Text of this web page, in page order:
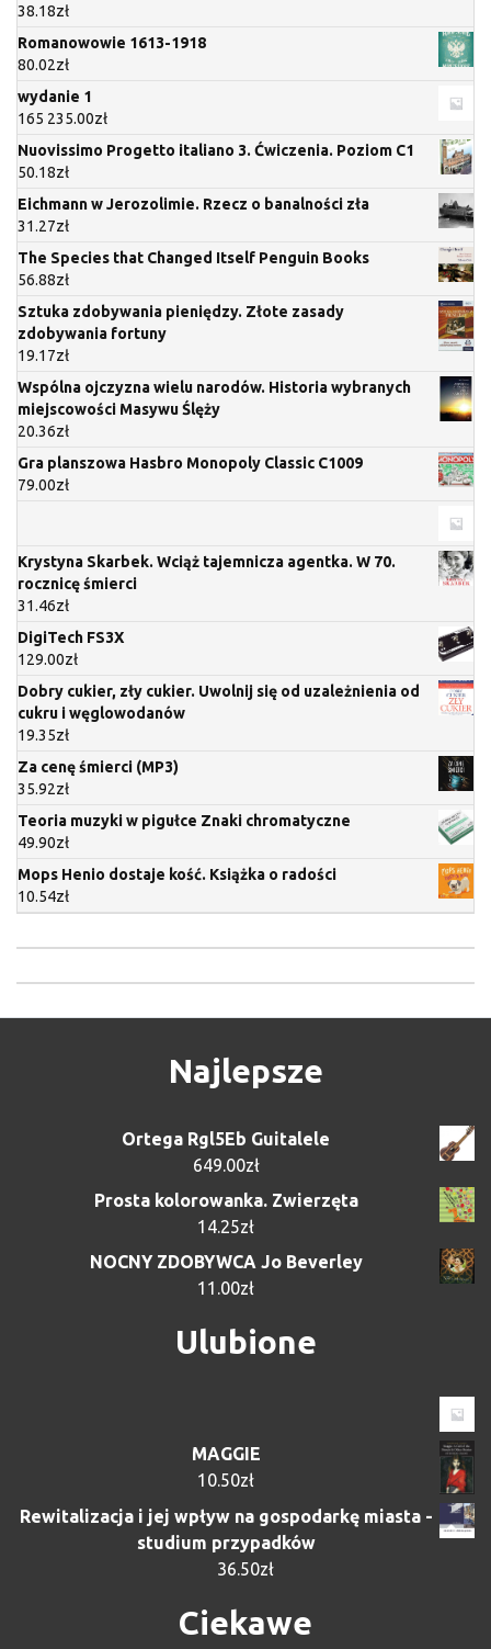
38.18zł
Romanowowie 1613-1918
80.02zł
wydanie 1
165 235.00zł
Nuovissimo Progetto italiano 3. Ćwiczenia. Poziom C1
50.18zł
Eichmann w Jerozolimie. Rzecz o banalności zła
31.27zł
The Species that Changed Itself Penguin Books
56.88zł
Sztuka zdobywania pieniędzy. Złote zasady
zdobywania fortuny
19.17zł
Wspólna ojczyzna wielu narodów. Historia wybranych
miejscowości Masywu Ślęży
20.36zł
Gra planszowa Hasbro Monopoly Classic C1009
79.00zł
Krystyna Skarbek. Wciąż tajemnicza agentka. W 70.
rocznicę śmierci
31.46zł
DigiTech FS3X
129.00zł
Dobry cukier, zły cukier. Uwolnij się od uzależnienia od
cukru i węglowodanów
19.35zł
Za cenę śmierci (MP3)
35.92zł
Teoria muzyki w pigułce Znaki chromatyczne
49.90zł
Mops Henio dostaje kość. Książka o radości
10.54zł
Najlepsze
Ortega Rgl5Eb Guitalele
649.00zł
Prosta kolorowanka. Zwierzęta
14.25zł
NOCNY ZDOBYWCA Jo Beverley
11.00zł
Ulubione
MAGGIE
10.50zł
Rewitalizacja i jej wpływ na gospodarkę miasta -
studium przypadków
36.50zł
Ciekawe